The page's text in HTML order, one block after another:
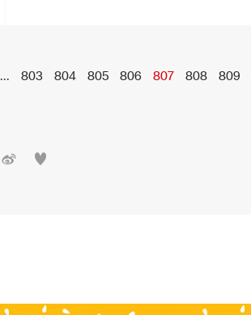
... 803 804 805 806 807 808 809
 